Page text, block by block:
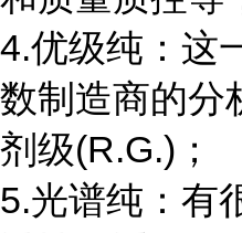
4.优级纯：这
数制造商的分
剂级(R.G.)；
5.光谱纯：有